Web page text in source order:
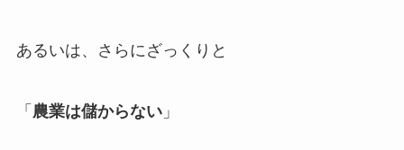
あるいは、さらにざっくりと
「 農業は儲からない」